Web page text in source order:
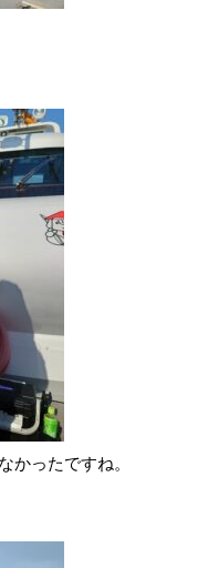
かったですね。